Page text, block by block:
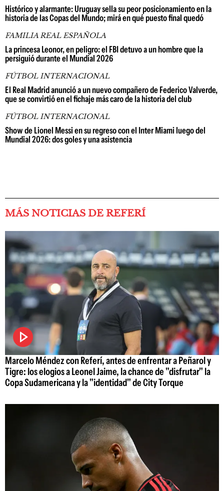
Histórico y alarmante: Uruguay sella su peor posicionamiento en la
historia de las Copas del Mundo; mirá en qué puesto final quedó
FAMILIA REAL ESPAÑOLA
La princesa Leonor, en peligro: el FBI detuvo a un hombre que la
persiguió durante el Mundial 2026
FÚTBOL INTERNACIONAL
El Real Madrid anunció a un nuevo compañero de Federico Valverde,
que se convirtió en el fichaje más caro de la historia del club
FÚTBOL INTERNACIONAL
Show de Lionel Messi en su regreso con el Inter Miami luego del
Mundial 2026: dos goles y una asistencia
MÁS NOTICIAS DE REFERÍ
Marcelo Méndez con Referí, antes de enfrentar a Peñarol y
Tigre: los elogios a Leonel Jaime, la chance de "disfrutar" la
Copa Sudamericana y la "identidad" de City Torque